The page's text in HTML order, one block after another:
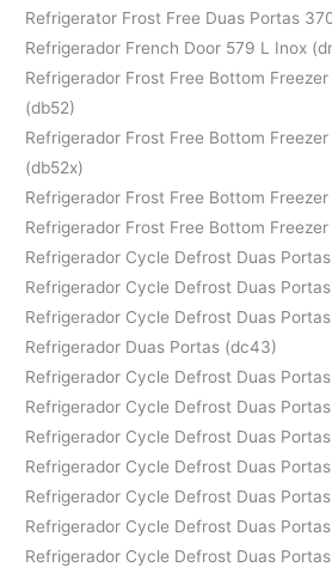
Refrigerator Frost Free Duas Portas
Refrigerador French Door 579 L Inox
Refrigerador Frost Free Bottom
(db52)
Refrigerador Frost Free Bottom
(db52x)
Refrigerador Frost Free Bottom
Refrigerador Frost Free Bottom
Refrigerador Cycle Defrost Duas
Refrigerador Cycle Defrost Duas
Refrigerador Cycle Defrost Duas
Refrigerador Duas Portas (dc43)
Refrigerador Cycle Defrost Duas
Refrigerador Cycle Defrost Duas
Refrigerador Cycle Defrost Duas
Refrigerador Cycle Defrost Duas
Refrigerador Cycle Defrost Duas
Refrigerador Cycle Defrost Duas
Refrigerador Cycle Defrost Duas